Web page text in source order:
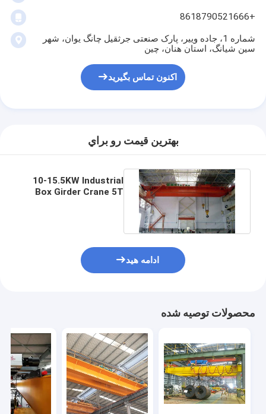
+8618790521666
شماره 1، جاده وییر، پارک صنعتی جرثقیل چانگ یوان، شهر
سین شیانگ، استان هنان، چین
اکنون تماس بگیرید
بهترين قيمت رو براي
10-15.5KW Industrial
Box Girder Crane 5T
ادامه هید
محصولات توصیه شده